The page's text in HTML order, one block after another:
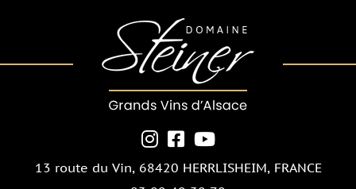
13 route du Vin, 68420 HERRLISHEIM, FRANCE